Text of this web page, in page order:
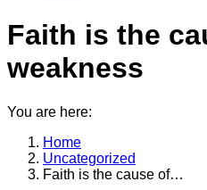
Faith is the
weakness
You are here:
Home
Uncategorized
Faith is the cause of…